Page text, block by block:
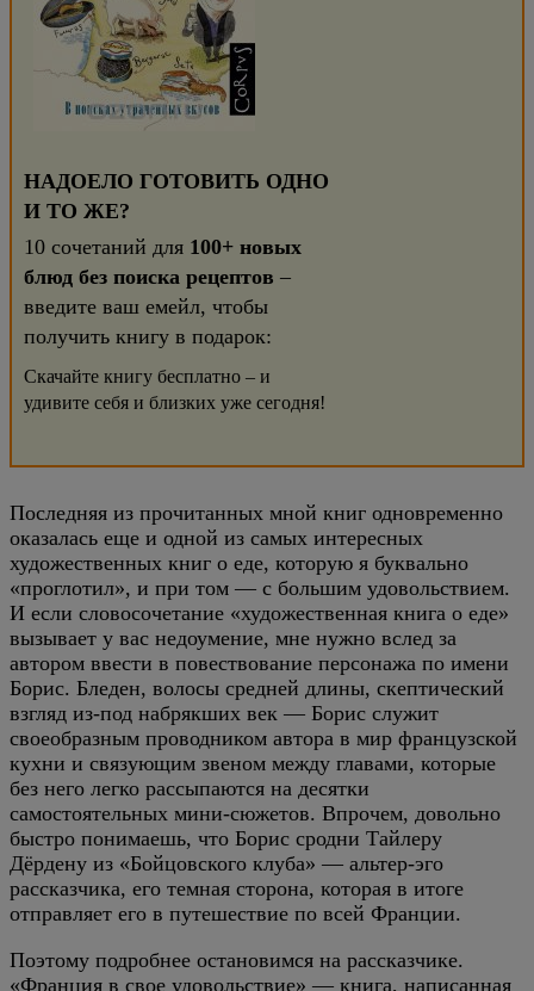
НАДОЕЛО ГОТОВИТЬ ОДНО
И ТО ЖЕ?
10 сочетаний для 100+ новых
блюд без поиска рецептов –
введите ваш емейл, чтобы
получить книгу в подарок:
Скачайте книгу бесплатно – и
удивите себя и близких уже сегодня!
Последняя из прочитанных мной книг одновременно
оказалась еще и одной из самых интересных
художественных книг о еде, которую я буквально
«проглотил», и при том — с большим удовольствием.
И если словосочетание «художественная книга о еде»
вызывает у вас недоумение, мне нужно вслед за
автором ввести в повествование персонажа по имени
Борис. Бледен, волосы средней длины, скептический
взгляд из-под набрякших век — Борис служит
своеобразным проводником автора в мир французской
кухни и связующим звеном между главами, которые
без него легко рассыпаются на десятки
самостоятельных мини-сюжетов. Впрочем, довольно
быстро понимаешь, что Борис сродни Тайлеру
Дёрдену из «Бойцовского клуба» — альтер-эго
рассказчика, его темная сторона, которая в итоге
отправляет его в путешествие по всей Франции.
Поэтому подробнее остановимся на рассказчике.
«Франция в свое удовольствие» — книга, написанная